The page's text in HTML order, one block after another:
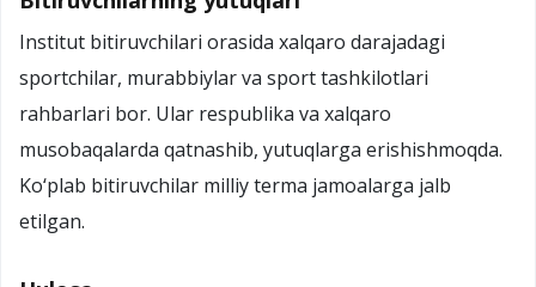
Institut bitiruvchilari orasida xalqaro darajadagi
sportchilar, murabbiylar va sport tashkilotlari
rahbarlari bor. Ular respublika va xalqaro
musobaqalarda qatnashib, yutuqlarga erishishmoqda.
Ko‘plab bitiruvchilar milliy terma jamoalarga jalb
etilgan.